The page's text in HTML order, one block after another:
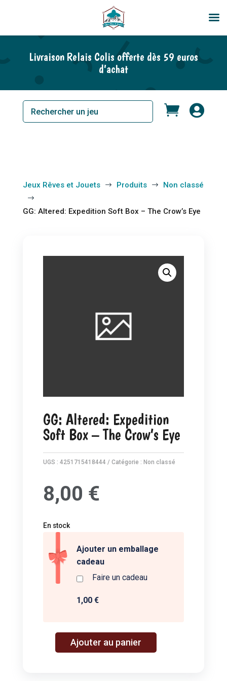
Livraison Relais Colis offerte dès 59 euros
d’achat
 
Jeux Rêves et Jouets $ Produits $ Non classé
$
GG: Altered: Expedition Soft Box – The Crow’s Eye
GG: Altered: Expedition
Soft Box – The Crow’s Eye
UGS : 4251715418444 Catégorie : Non classé
8,00 €
En stock
Ajouter un emballage
cadeau
Faire un cadeau
1,00 €
quantité
Ajouter au panier
l